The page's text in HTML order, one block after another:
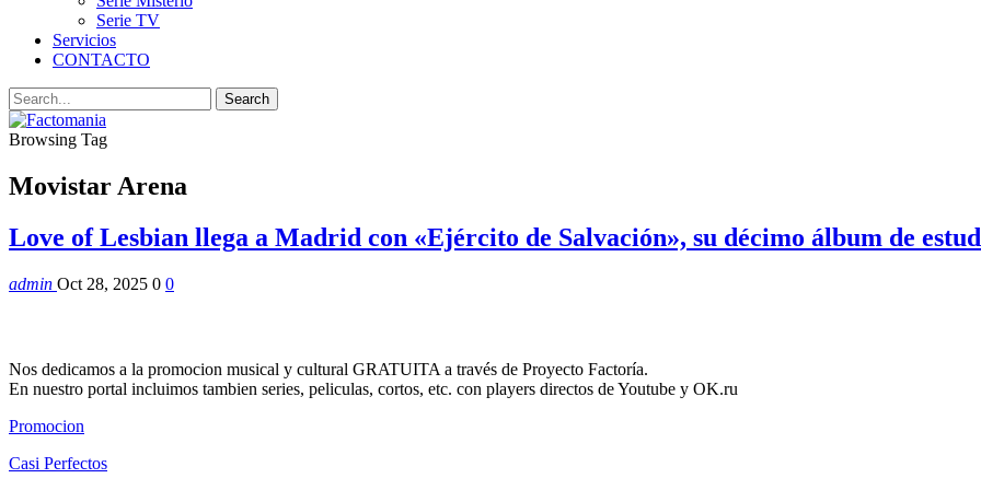
Serie TV
Servicios
CONTACTO
Browsing Tag
Movistar Arena
Love of Lesbian llega a Madrid con «Ejército de Salvación», su décimo álbum de
admin Oct 28, 2025 0 0
Nos dedicamos a la promocion musical y cultural GRATUITA a través de Proyecto Factoría.
En nuestro portal incluimos tambien series, peliculas, cortos, etc. con players directos de Youtube y OK.ru
Promocion
Casi Perfectos